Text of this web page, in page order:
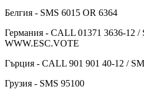
Белгия - SMS 6015 OR 6364
Германия - CALL 01371 3636-12 /
WWW.ESC.VOTE
Гърция - CALL 901 901 40-12 /
Грузия - SMS 95100